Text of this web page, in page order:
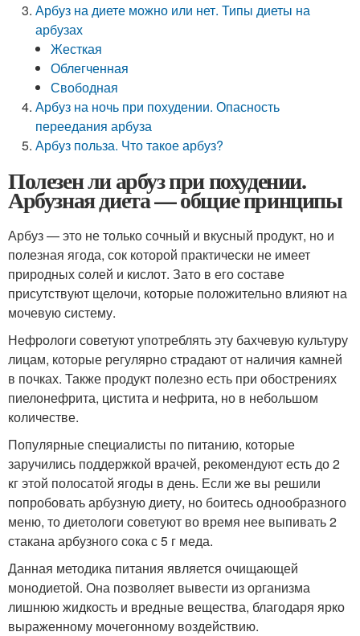
Арбуз на диете можно или нет. Типы­ диеты на
арбузах
Жесткая
Облегченная
Свободная
Арбуз на ночь при похудении. Опасность
переедания арбуза
Арбуз польза. Что такое арбуз?
Полезен ли арбуз при похудении.
Арбузная диета — общие принципы
Арбуз — это не только сочный и вкусный продукт, но и
полезная ягода, сок которой практически не имеет
природных солей и кислот. Зато в его составе
присутствуют щелочи, которые положительно влияют на
мочевую систему.
Нефрологи советуют употреблять эту бахчевую культуру
лицам, которые регулярно страдают от наличия камней
в почках. Также продукт полезно есть при обострениях
пиелонефрита, цистита и нефрита, но в небольшом
количестве.
Популярные специалисты по питанию, которые
заручились поддержкой врачей, рекомендуют есть до 2
кг этой полосатой ягоды в день. Если же вы решили
попробовать арбузную диету, но боитесь однообразного
меню, то диетологи советуют во время нее выпивать 2
стакана арбузного сока с 5 г меда.
Данная методика питания является очищающей
монодиетой. Она позволяет вывести из организма
лишнюю жидкость и вредные вещества, благодаря ярко
выраженному мочегонному воздействию.